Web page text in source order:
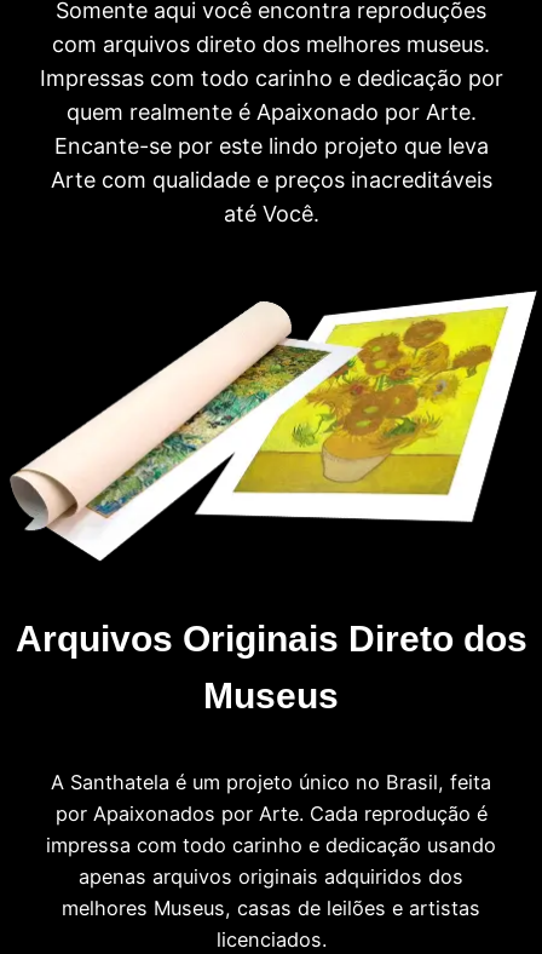
Somente aqui você encontra reproduções
com arquivos direto dos melhores museus.
Impressas com todo carinho e dedicação por
quem realmente é Apaixonado por Arte.
Encante-se por este lindo projeto que leva
Arte com qualidade e preços inacreditáveis
até Você.
Arquivos Originais Direto dos
Museus
A Santhatela é um projeto único no Brasil, feita
por Apaixonados por Arte. Cada reprodução é
impressa com todo carinho e dedicação usando
apenas arquivos originais adquiridos dos
melhores Museus, casas de leilões e artistas
licenciados.